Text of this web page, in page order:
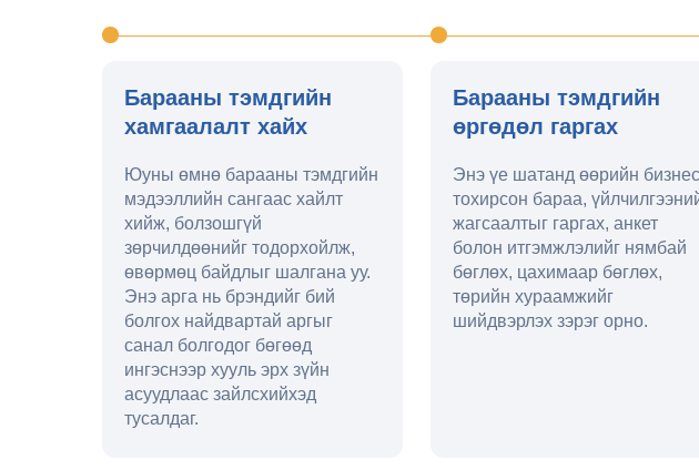
Барааны тэмдгийн
хамгаалалт хайх
Юуны өмнө барааны тэмдгийн
мэдээллийн сангаас хайлт
хийж, болзошгүй
зөрчилдөөнийг тодорхойлж,
өвөрмөц байдлыг шалгана уу.
Энэ арга нь брэндийг бий
болгох найдвартай аргыг
санал болгодог бөгөөд
ингэснээр хууль эрх зүйн
асуудлаас зайлсхийхэд
тусалдаг.
Барааны тэмдгийн
өргөдөл гаргах
Энэ үе шатанд өөрийн
тохирсон бараа,
жагсаалтыг гаргах, анкет
болон итгэмжлэлийг нямбай
бөглөх, цахимаар бөглөх,
төрийн хураамжийг
шийдвэрлэх зэрэг орно.